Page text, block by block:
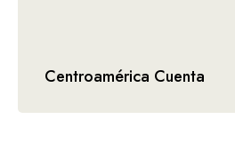
Centroamérica Cuenta